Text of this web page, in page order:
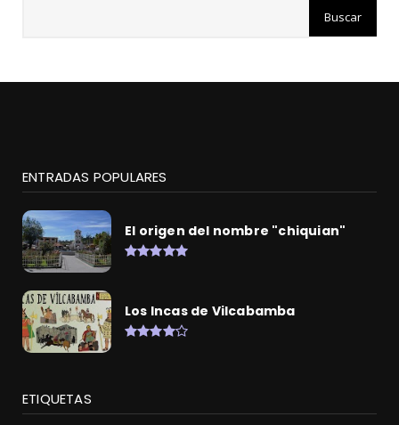
ENTRADAS POPULARES
El origen del nombre "chiquian"
Los Incas de Vilcabamba
ETIQUETAS